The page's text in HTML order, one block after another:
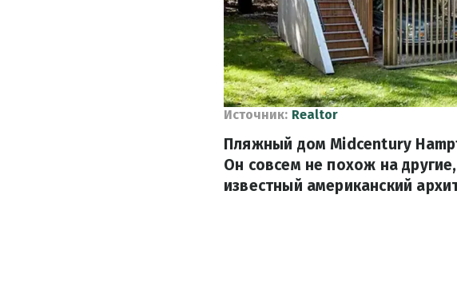
Источник: Realtor
Пляжный дом Midcentury
Он совсем не похож на
известный американский